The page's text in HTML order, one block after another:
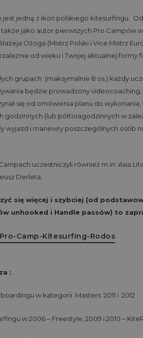
jest jedną z ikon polskiego kitesurfingu.
także jako autor pierwszych Pro Campów
Ożoga (Mistrz Polski i Vice Mistrz
od wieku i Twojej aktualnej formy
grupach (maksymalnie 8 os.) każdy
będzie prowadzony
się od omówienia planu do
(lub półtoragodzinnych w
wyjazd i manewry poszczególnych
uczestniczyli również m.in: Asia
Derleta.
się więcej i szybciej (od
unhooked i Handle passów) to
:
w kategorii Masters 2011 i 2012
w 2006 – Freestyle, 2009 i 2010 –